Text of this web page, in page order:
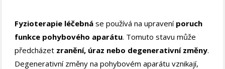
Fyzioterapie léčebná se používá na upravení poruch
funkce pohybového aparátu. Tomuto stavu může
předcházet zranění, úraz nebo degenerativní změny.
Degenerativní změny na pohybovém aparátu vznikají,